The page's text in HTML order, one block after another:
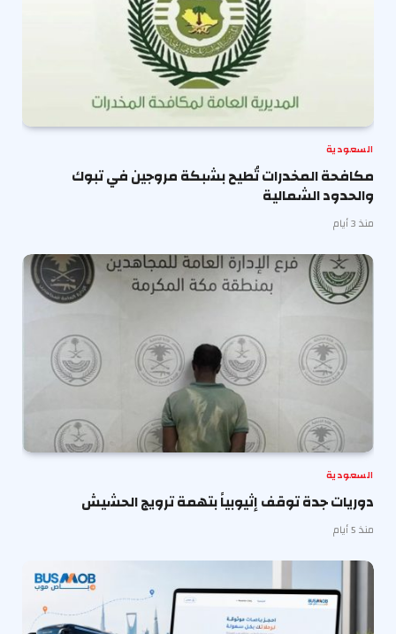
السعودية
مكافحة المخدرات تُطيح بشبكة مروجين في تبوك
والحدود الشمالية
منذ 3 أيام
السعودية
دوريات جدة توقف إثيوبياً بتهمة ترويج الحشيش
منذ 5 أيام